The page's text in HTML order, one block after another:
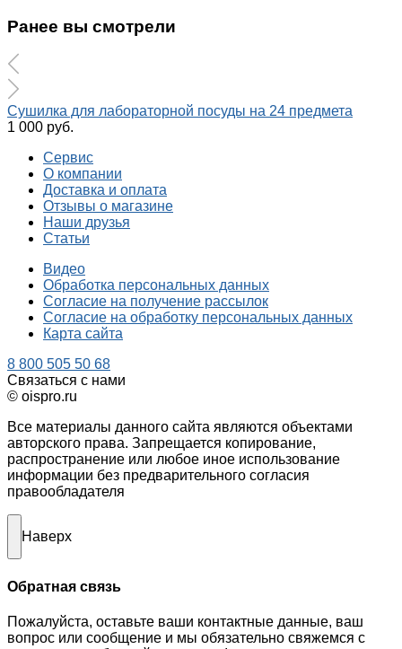
Ранее вы смотрели
Сушилка для лабораторной посуды на 24 предмета
1 000 руб.
Сервис
О компании
Доставка и оплата
Отзывы о магазине
Наши друзья
Статьи
Видео
Обработка персональных данных
Согласие на получение рассылок
Согласие на обработку персональных данных
Карта сайта
8 800 505 50 68
Связаться с нами
© oispro.ru
Все материалы данного сайта являются объектами
авторского права. Запрещается копирование,
распространение или любое иное использование
информации без предварительного согласия
правообладателя
Наверх
Обратная связь
Пожалуйста, оставьте ваши контактные данные, ваш
вопрос или сообщение и мы обязательно свяжемся с